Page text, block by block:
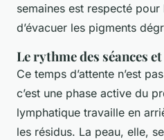
semaines est respecté
d’évacuer les pigments
Le rythme des séances
Ce temps d’attente n’est
c’est une phase active du
lymphatique travaille en
les résidus. La peau, elle,